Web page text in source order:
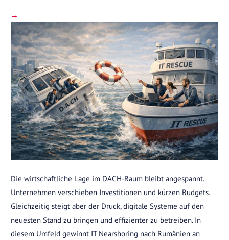
Die wirtschaftliche Lage im DACH-Raum bleibt angespannt.
Unternehmen verschieben Investitionen und kürzen Budgets.
Gleichzeitig steigt aber der Druck, digitale Systeme auf den
neuesten Stand zu bringen und effizienter zu betreiben. In
diesem Umfeld gewinnt IT Nearshoring nach Rumänien an